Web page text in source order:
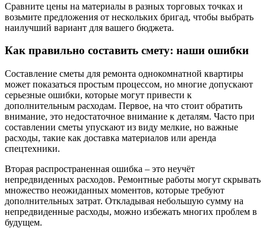
Сравните цены на материалы в разных торговых точках и
возьмите предложения от нескольких бригад, чтобы выбрать
наилучший вариант для вашего бюджета.
Как правильно составить смету: наши ошибки
Составление сметы для ремонта однокомнатной квартиры
может показаться простым процессом, но многие допускают
серьезные ошибки, которые могут привести к
дополнительным расходам. Первое, на что стоит обратить
внимание, это недостаточное внимание к деталям. Часто при
составлении сметы упускают из виду мелкие, но важные
расходы, такие как доставка материалов или аренда
спецтехники.
Вторая распространенная ошибка – это неучёт
непредвиденных расходов. Ремонтные работы могут скрывать
множество неожиданных моментов, которые требуют
дополнительных затрат. Откладывая небольшую сумму на
непредвиденные расходы, можно избежать многих проблем в
будущем.